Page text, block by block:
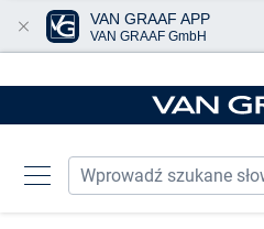
VAN GRAAF APP
VAN GRAAF GmbH